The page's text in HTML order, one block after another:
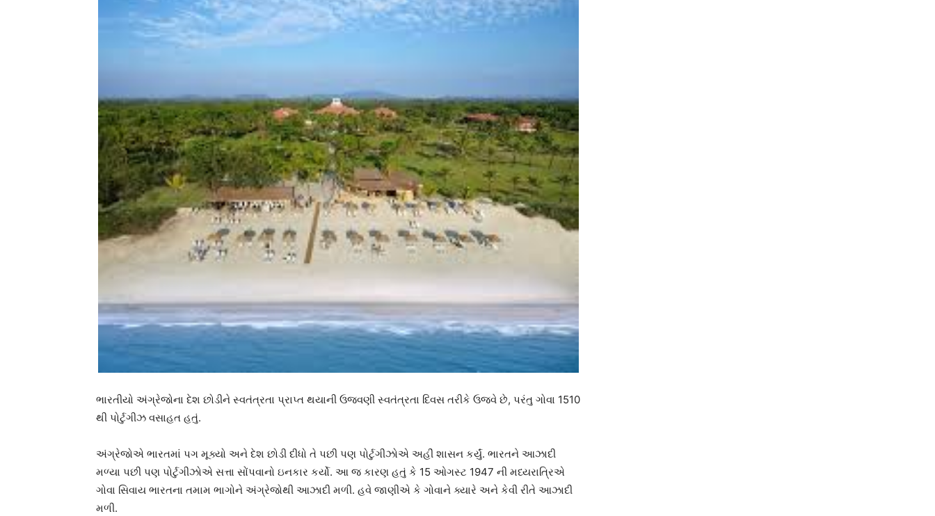
ભારતીયો અંગ્રેજોના દેશ છોડીને સ્વતંત્રતા પ્રાપ્ત થયાની ઉજવણી સ્વતંત્રતા દિવસ તરીકે ઉજવે છે, પરંતુ ગોવા 1510
થી પોર્ટુગીઝ વસાહત હતું.
અંગ્રેજોએ ભારતમાં પગ મૂક્યો અને દેશ છોડી દીધો તે પછી પણ પોર્ટુગીઝોએ અહીં શાસન કર્યું. ભારતને આઝાદી
મળ્યા પછી પણ પોર્ટુગીઝોએ સત્તા સોંપવાનો ઇનકાર કર્યો. આ જ કારણ હતું કે 15 ઓગસ્ટ 1947 ની મધ્યરાત્રિએ
ગોવા સિવાય ભારતના તમામ ભાગોને અંગ્રેજોથી આઝાદી મળી. હવે જાણીએ કે ગોવાને ક્યારે અને કેવી રીતે આઝાદી
મળી.